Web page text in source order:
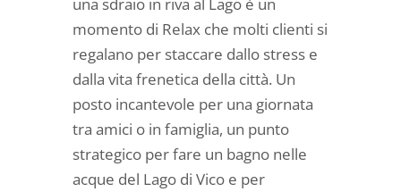
momento di Relax che molti clienti si
regalano per staccare dallo stress e
dalla vita frenetica della città. Un
posto incantevole per una giornata
tra amici o in famiglia, un punto
strategico per fare un bagno nelle
acque del Lago di Vico e per